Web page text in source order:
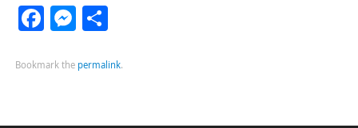
Facebook
Messenger
Dela
Bookmark the permalink.